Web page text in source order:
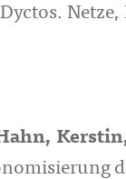
Kerstin